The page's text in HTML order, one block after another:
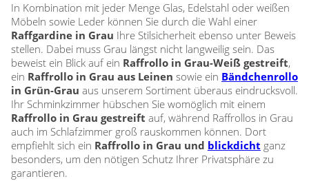
In Kombination mit jeder Menge Glas, Edelstahl oder weißen
Möbeln sowie Leder können Sie durch die Wahl einer
Raffgardine in Grau Ihre Stilsicherheit ebenso unter Beweis
stellen. Dabei muss Grau längst nicht langweilig sein. Das
beweist ein Blick auf ein Raffrollo in Grau-Weiß gestreift,
ein Raffrollo in Grau aus Leinen sowie ein Bändchenrollo
in Grün-Grau aus unserem Sortiment überaus eindrucksvoll.
Ihr Schminkzimmer hübschen Sie womöglich mit einem
Raffrollo in Grau gestreift auf, während Raffrollos in Grau
auch im Schlafzimmer groß rauskommen können. Dort
empfiehlt sich ein Raffrollo in Grau und blickdicht ganz
besonders, um den nötigen Schutz Ihrer Privatsphäre zu
garantieren.